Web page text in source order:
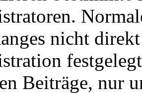
nicht
Beiträge, nur